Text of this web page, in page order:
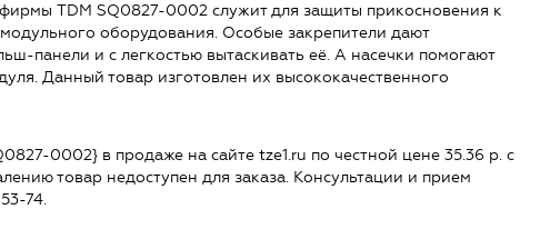
TDM SQ0827-0002 служит для защиты прикосновения к
оборудования. Особые закрепители дают
панели и с легкостью вытаскивать её. А насечки помогают
Данный товар изготовлен их высококачественного
0002} в продаже на сайте tze1.ru по честной цене 35.36 р. с
товар недоступен для заказа. Консультации и прием
74.